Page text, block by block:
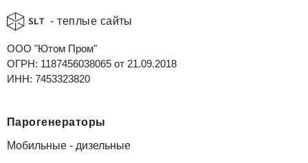
- теплые сайты
ООО "Ютом Пром"
ОГРН: 1187456038065 от 21.09.2018
ИНН: 7453323820
Парогенераторы
Мобильные - дизельные